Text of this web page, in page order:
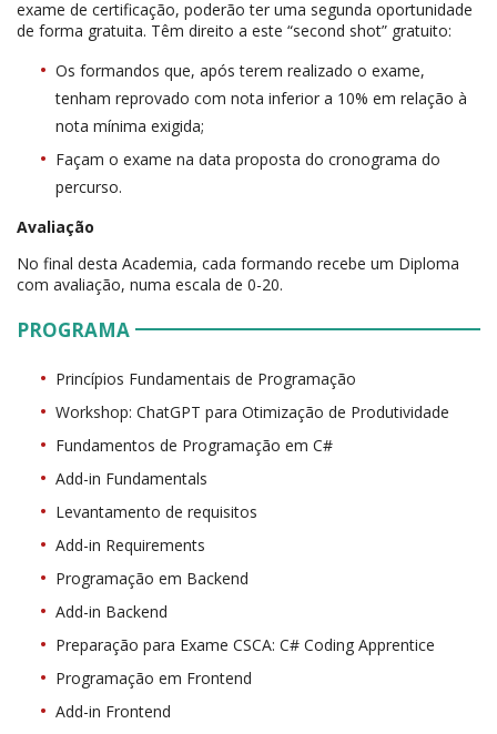
exame de certificação, poderão ter uma segunda oportunidade
de forma gratuita. Têm direito a este “second shot” gratuito:
Os formandos que, após terem realizado o exame,
tenham reprovado com nota inferior a 10% em relação à
nota mínima exigida;
Façam o exame na data proposta do cronograma do
percurso.
Avaliação
No final desta Academia, cada formando recebe um Diploma
com avaliação, numa escala de 0-20.
PROGRAMA
Princípios Fundamentais de Programação
Workshop: ChatGPT para Otimização de Produtividade
Fundamentos de Programação em C#
Add-in Fundamentals
Levantamento de requisitos
Add-in Requirements
Programação em Backend
Add-in Backend
Preparação para Exame CSCA: C# Coding Apprentice
Programação em Frontend
Add-in Frontend